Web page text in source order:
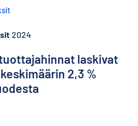
2024
laskivat
2,3 %